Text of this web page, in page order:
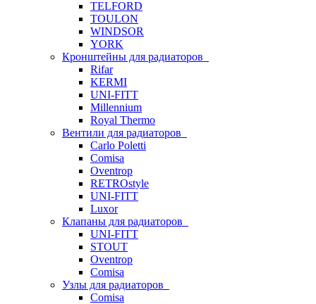
TELFORD
TOULON
WINDSOR
YORK
Кронштейны для радиаторов
Rifar
KERMI
UNI-FITT
Millennium
Royal Thermo
Вентили для радиаторов
Carlo Poletti
Comisa
Oventrop
RETROstyle
UNI-FITT
Luxor
Клапаны для радиаторов
UNI-FITT
STOUT
Oventrop
Comisa
Узлы для радиаторов
Comisa